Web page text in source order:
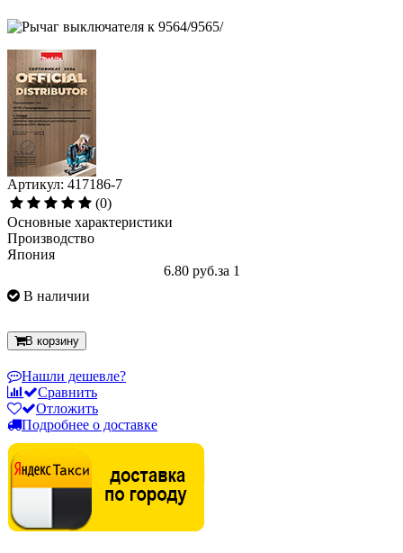
Артикул: 417186-7
(0)
Основные характеристики
Производство
Япония
6.80 руб.за 1
В наличии
В корзину
Нашли дешевле?
Сравнить
Отложить
Подробнее о доставке